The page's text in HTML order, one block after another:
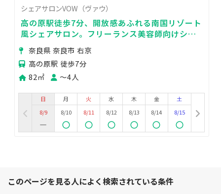
シェアサロンVOW（ヴァウ）
高の原駅徒歩7分、開放感あふれる南国リゾート
風シェアサロン。フリーランス美容師向けシャ
ンプー台併設の面貸しブース
奈良県 奈良市 右京
高の原駅 徒歩7分
82㎡
〜4人
日
8/9
月
8/10
火
8/11
水
8/12
木
8/13
金
8/14
土
8/15
このページを見る人によく検索されている条件